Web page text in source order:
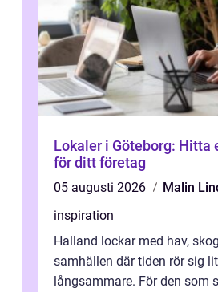
Lokaler i Göteborg: Hitta
för ditt företag
05 augusti 2026
Malin
inspiration
Halland lockar med hav,
samhällen där tiden rör sig
långsammare. För den som